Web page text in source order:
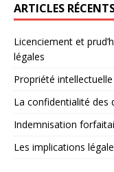
ARTICLES
Licenciement et
légales
Propriété
La confidentialité des
Indemnisation
Les implications